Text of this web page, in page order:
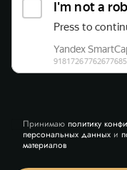
Принимаю политику
персональных данныхи
материалов